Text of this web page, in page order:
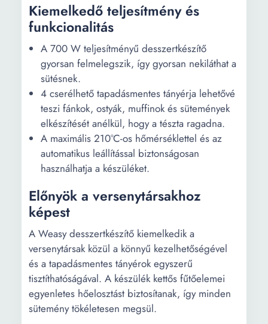
Kiemelkedő teljesítmény és
funkcionalitás
A 700 W teljesítményű desszertkészítő
gyorsan felmelegszik, így gyorsan nekiláthat a
sütésnek.
4 cserélhető tapadásmentes tányérja lehetővé
teszi fánkok, ostyák, muffinok és sütemények
elkészítését anélkül, hogy a tészta ragadna.
A maximális 210°C-os hőmérséklettel és az
automatikus leállítással biztonságosan
használhatja a készüléket.
Előnyök a versenytársakhoz
képest
A Weasy desszertkészítő kiemelkedik a
versenytársak közül a könnyű kezelhetőségével
és a tapadásmentes tányérok egyszerű
tisztíthatóságával. A készülék kettős fűtőelemei
egyenletes hőelosztást biztosítanak, így minden
sütemény tökéletesen megsül.